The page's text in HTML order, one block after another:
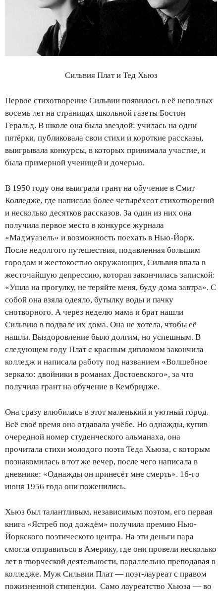
Сильвия Плат и Тед Хьюз
Первое стихотворение Сильвии появилось в её неполных
восемь лет на страницах школьной газеты Бостон
Геральд. В школе она была звездой: училась на одни
пятёрки, публиковала свои стихи и короткие рассказы,
выигрывала конкурсы, в которых принимала участие, и
была примерной ученицей и дочерью.
В 1950 году она выиграла грант на обучение в Смит
Колледже, где написала более четырёхсот стихотворений
и несколько десятков рассказов. За один из них она
получила первое место в конкурсе журнала
«Мадмуазель» и возможность поехать в Нью-Йорк.
После недолгого путешествия, подавленная большим
городом и жестокостью окружающих, Сильвия впала в
жесточайшую депрессию, которая закончилась запиской:
«Ушла на прогулку, не теряйте меня, буду дома завтра». С
собой она взяла одеяло, бутылку воды и пачку
снотворного. А через неделю мама и брат нашли
Сильвию в подвале их дома. Она не хотела, чтобы её
нашли. Выздоровление было долгим, но успешным. В
следующем году Плат с красным дипломом закончила
колледж и написала работу под названием «Волшебное
зеркало: двойники в романах Достоевского», за что
получила грант на обучение в Кембридже.
Она сразу влюбилась в этот маленький и уютный город.
Всё своё время она отдавала учёбе. Но однажды, купив
очередной номер студенческого альманаха, она
прочитала стихи молодого поэта Теда Хьюза, с которым
познакомилась в тот же вечер, после чего написала в
дневнике: «Однажды он принесёт мне смерть». 16-го
июня 1956 года они поженились.
Хьюз был талантливым, независимым поэтом, его первая
книга «Ястреб под дождём» получила премию Нью-
Йоркского поэтического центра. На эти деньги пара
смогла отправиться в Америку, где они провели несколько
лет в творческой деятельности, параллельно преподавая в
колледже. Муж Сильвии Плат — поэт-лауреат с правом
пожизненной стипендии. Само лауреатство Хьюза — во